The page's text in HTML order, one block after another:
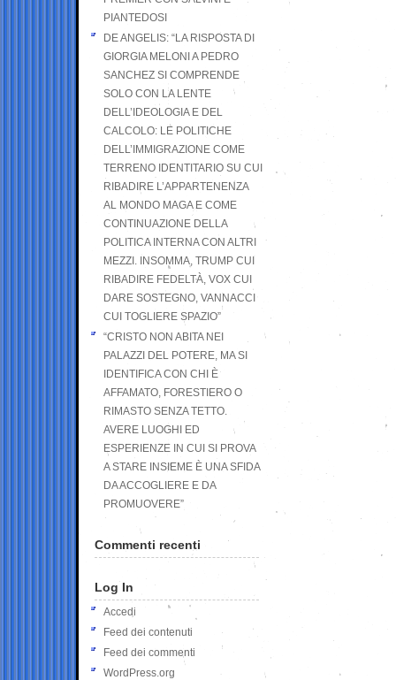
PIANTEDOSI
DE ANGELIS: “LA RISPOSTA DI
GIORGIA MELONI A PEDRO
SANCHEZ SI COMPRENDE
SOLO CON LA LENTE
DELL’IDEOLOGIA E DEL
CALCOLO: LE POLITICHE
DELL’IMMIGRAZIONE COME
TERRENO IDENTITARIO SU CUI
RIBADIRE L’APPARTENENZA
AL MONDO MAGA E COME
CONTINUAZIONE DELLA
POLITICA INTERNA CON ALTRI
MEZZI. INSOMMA, TRUMP CUI
RIBADIRE FEDELTÀ, VOX CUI
DARE SOSTEGNO, VANNACCI
CUI TOGLIERE SPAZIO”
“CRISTO NON ABITA NEI
PALAZZI DEL POTERE, MA SI
IDENTIFICA CON CHI È
AFFAMATO, FORESTIERO O
RIMASTO SENZA TETTO.
AVERE LUOGHI ED
ESPERIENZE IN CUI SI PROVA
A STARE INSIEME È UNA SFIDA
DA ACCOGLIERE E DA
PROMUOVERE”
Commenti recenti
Log In
Accedi
Feed dei contenuti
Feed dei commenti
WordPress.org